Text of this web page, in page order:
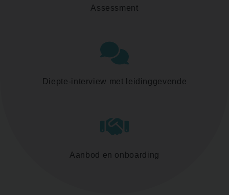
Assessment
Diepte-interview met leidinggevende
Aanbod en onboarding